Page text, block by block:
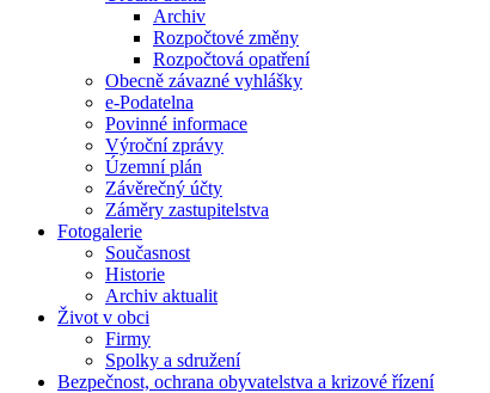
Archiv
Rozpočtové změny
Rozpočtová opatření
Obecně závazné vyhlášky
e-Podatelna
Povinné informace
Výroční zprávy
Územní plán
Závěrečný účty
Záměry zastupitelstva
Fotogalerie
Současnost
Historie
Archiv aktualit
Život v obci
Firmy
Spolky a sdružení
Bezpečnost, ochrana obyvatelstva a krizové řízení